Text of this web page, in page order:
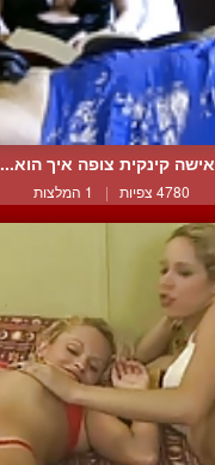
אישה קינקית צופה איך הוא...
4780 צפיות | 1 המלצות